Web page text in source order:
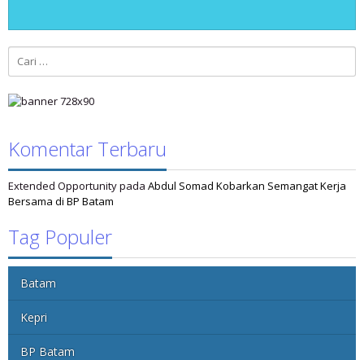
Cari
untuk:
Komentar Terbaru
Extended Opportunitypada Abdul Somad Kobarkan Semangat Kerja
Bersama di BP Batam
Tag Populer
Batam
Kepri
BP Batam